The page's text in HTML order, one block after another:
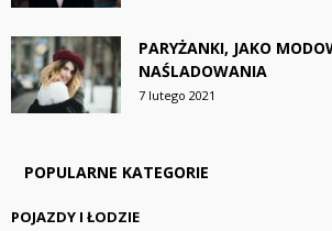
PARYŻANKI, JAKO
NAŚLADOWANIA
7 lutego 2021
POPULARNE KATEGORIE
POJAZDY I ŁODZIE